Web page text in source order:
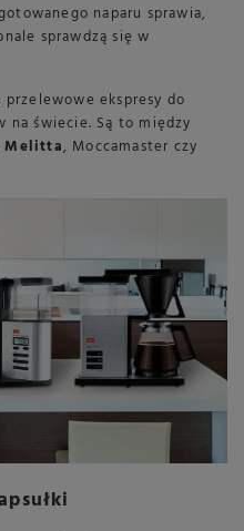
naparu sprawia,
sprawdzą się w
ekspresy do
na świecie. Są to między
Melitta, Moccamaster czy